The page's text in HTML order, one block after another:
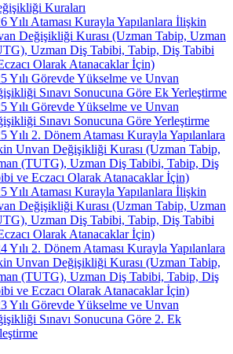
Kuraları
Yılı Ataması Kurayla Yapılanlara İlişkin
Değişikliği Kurası (Uzman Tabip, Uzman
Uzman Diş Tabibi, Tabip, Diş Tabibi
Olarak Atanacaklar İçin)
Yılı Görevde Yükselme ve Unvan
Sınavı Sonucuna Göre Ek Yerleştirme
Yılı Görevde Yükselme ve Unvan
Sınavı Sonucuna Göre Yerleştirme
Yılı 2. Dönem Ataması Kurayla Yapılanlara
Unvan Değişikliği Kurası (Uzman Tabip,
(TUTG), Uzman Diş Tabibi, Tabip, Diş
ve Eczacı Olarak Atanacaklar İçin)
Yılı Ataması Kurayla Yapılanlara İlişkin
Değişikliği Kurası (Uzman Tabip, Uzman
Uzman Diş Tabibi, Tabip, Diş Tabibi
Olarak Atanacaklar İçin)
Yılı 2. Dönem Ataması Kurayla Yapılanlara
Unvan Değişikliği Kurası (Uzman Tabip,
(TUTG), Uzman Diş Tabibi, Tabip, Diş
ve Eczacı Olarak Atanacaklar İçin)
Yılı Görevde Yükselme ve Unvan
Sınavı Sonucuna Göre 2. Ek